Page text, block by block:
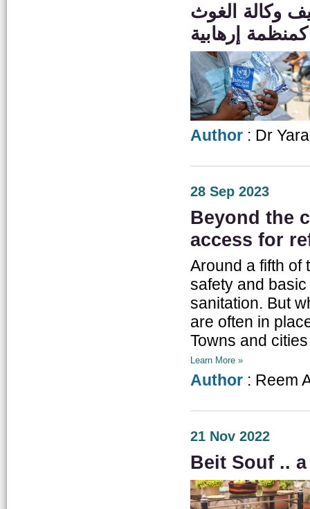
وكالة الغوث
إرهابية
Author : Dr
28 Sep 2023
Beyond the
access for
Around a fifth of
safety and
sanitation. But
are often in
Towns and
Learn More »
Author : Reem
21 Nov 2022
Beit Souf ..